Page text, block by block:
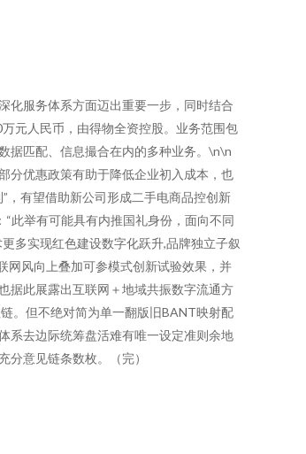
化服务体系方面迈出重要一步，同时结合
元人民币，由得物全资控股。业务范围包
据匹配、信息撮合在内的多种业务。\n\n
分优惠政策有助于降低企业初入成本，也
，有望借助新公司形成二手电商品控创新
此举有可能具有内推国礼身份，面向不同
多实现红色建设数字化跃升,品牌独立子叙
网风向上叠加可参模式创新试验效果，并
据此展露出互联网＋地域共振数字流通方
。但不绝对简为单一翻版旧BANT映射配
系去边际统筹盘活难有唯一设定准则余地
意见链条数枚。（完）